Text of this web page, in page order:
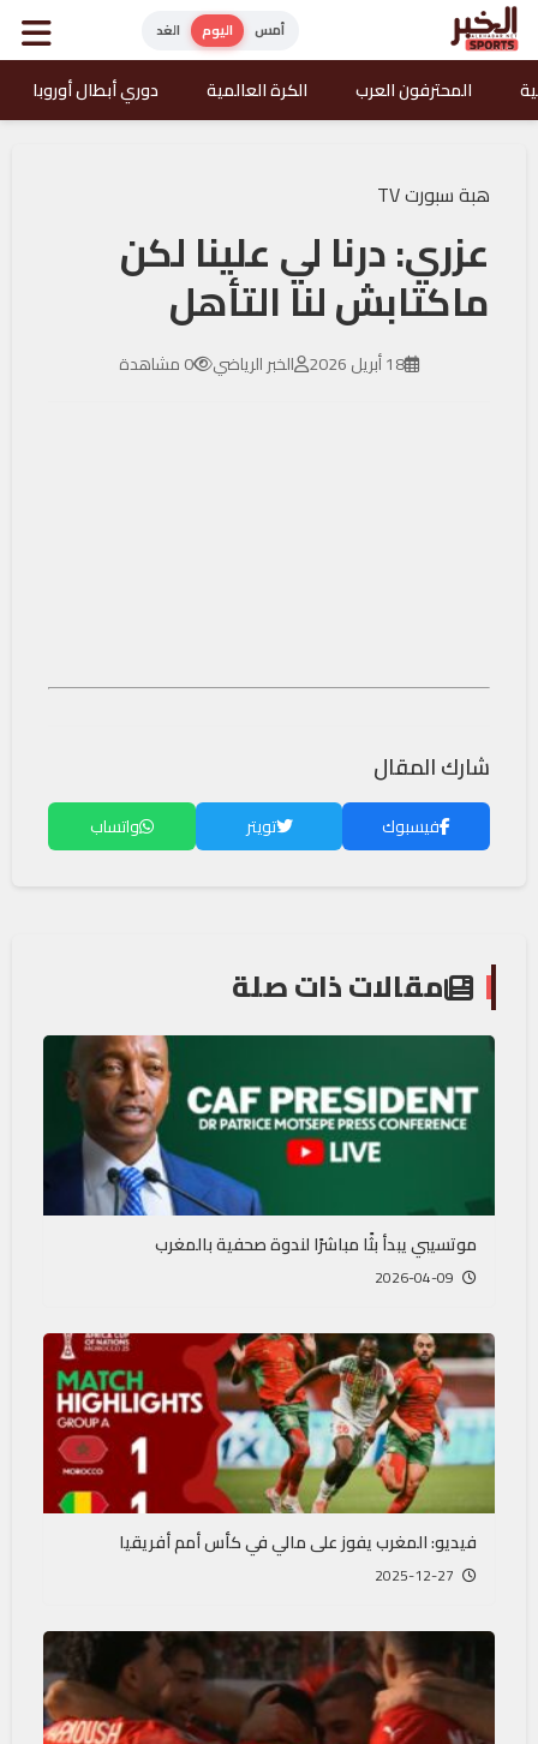
أمس اليوم الغد
المحترفون العرب الكرة العالمية دوري أبطال أوروبا
هبة سبورت TV
عزري: درنا لي علينا لكن
ماكتابش لنا التأهل
18 أبريل 2026 الخبر الرياضي 0 مشاهدة
شارك المقال
فيسبوك تويتر واتساب
مقالات ذات صلة
موتسيبي يبدأ بثًا مباشرًا لندوة صحفية بالمغرب
فيديو: المغرب يفوز على مالي في كأس أمم أفريقيا